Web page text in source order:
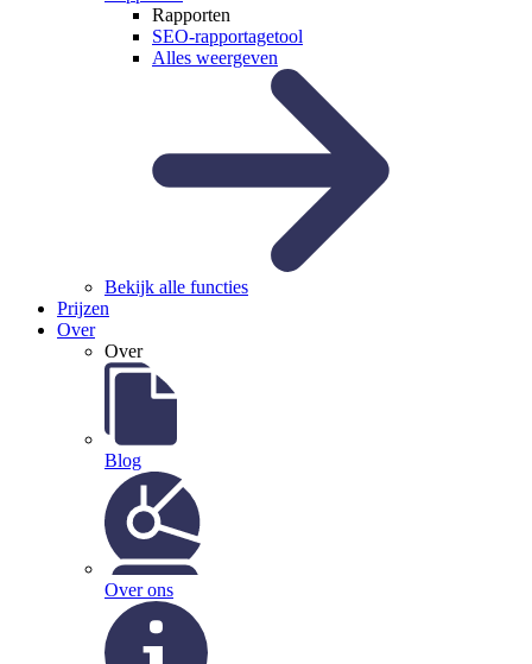
Rapporten
SEO-rapportagetool
Alles weergeven
Bekijk alle functies
Prijzen
Over
Over
Blog
Over ons